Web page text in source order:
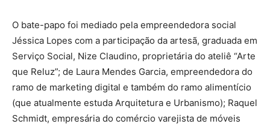
O bate-papo foi mediado pela empreendedora social
Jéssica Lopes com a participação da artesã, graduada em
Serviço Social, Nize Claudino, proprietária do ateliê “Arte
que Reluz”; de Laura Mendes Garcia, empreendedora do
ramo de marketing digital e também do ramo alimentício
(que atualmente estuda Arquitetura e Urbanismo); Raquel
Schmidt, empresária do comércio varejista de móveis